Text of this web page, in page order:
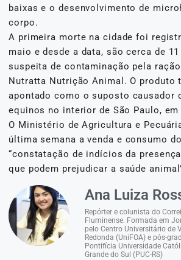
baixas e o desenvolvimento de
corpo.
A primeira morte na cidade foi
maio e desde a data, são cerca de
suspeita de contaminação pela
Nutratta Nutrição Animal. O produto
apontado como o suposto causador
equinos no interior de São Paulo, em
O Ministério de Agricultura e
última semana a venda e consumo
“constatação de indícios da
que podem prejudicar a saúde
Ana Luiza
Repórter e colunista do
Fluminense. Formada em
pelo Centro Universitário de
Redonda (UniFOA) e pós-
Pontifícia Universidade
Grande do Sul (PUC-RS)